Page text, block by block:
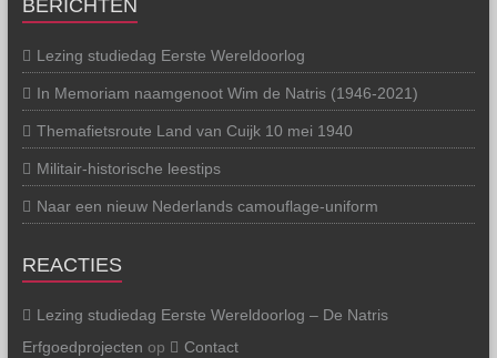
BERICHTEN
Lezing studiedag Eerste Wereldoorlog
In Memoriam naamgenoot Wim de Natris (1946-2021)
Themafietsroute Land van Cuijk 10 mei 1940
Militair-historische leestips
Naar een nieuw Nederlands camouflage-uniform
REACTIES
Lezing studiedag Eerste Wereldoorlog – De Natris
Erfgoedprojecten op Contact